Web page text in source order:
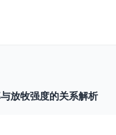
放牧强度的关系解析